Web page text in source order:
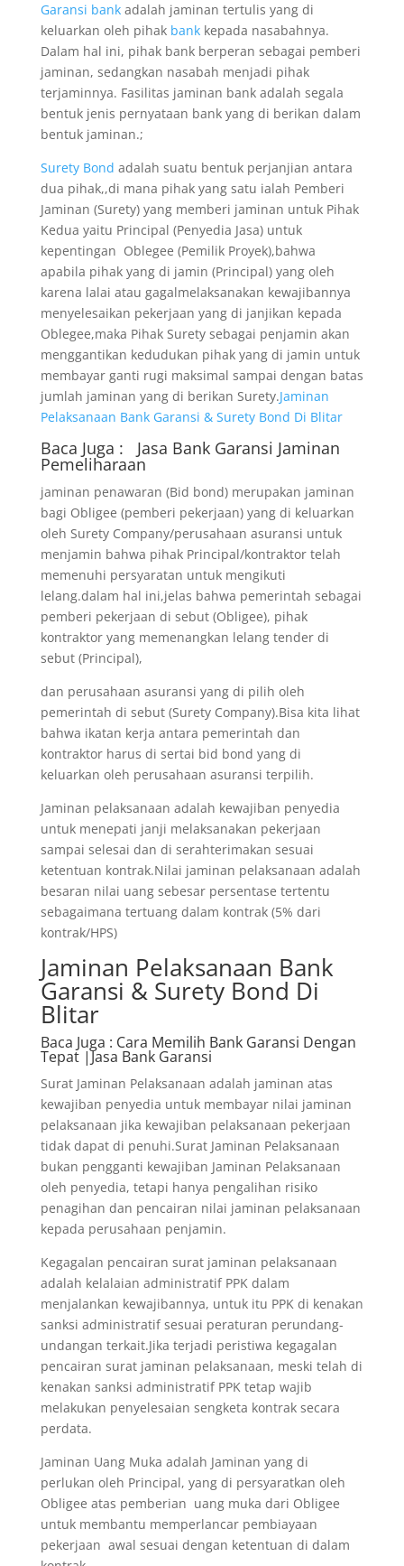
Garansi bankadalah jaminan tertulis yang di
keluarkan oleh pihak bankkepada nasabahnya.
Dalam hal ini, pihak bank berperan sebagai pemberi
jaminan, sedangkan nasabah menjadi pihak
terjaminnya. Fasilitas jaminan bank adalah segala
bentuk jenis pernyataan bank yang di berikan dalam
bentuk jaminan.;
Surety Bond adalah suatu bentuk perjanjian antara
dua pihak,,di mana pihak yang satu ialah Pemberi
Jaminan (Surety) yang memberi jaminan untuk Pihak
Kedua yaitu Principal (Penyedia Jasa) untuk
kepentingan Oblegee (Pemilik Proyek),bahwa
apabila pihak yang di jamin (Principal) yang oleh
karena lalai atau gagalmelaksanakan kewajibannya
menyelesaikan pekerjaan yang di janjikan kepada
Oblegee,maka Pihak Surety sebagai penjamin akan
menggantikan kedudukan pihak yang di jamin untuk
membayar ganti rugi maksimal sampai dengan batas
jumlah jaminan yang di berikan Surety.Jaminan
Pelaksanaan Bank Garansi & Surety Bond Di Blitar
Baca Juga : Jasa Bank Garansi Jaminan
Pemeliharaan
jaminan penawaran (Bid bond) merupakan jaminan
bagi Obligee (pemberi pekerjaan) yang di keluarkan
oleh Surety Company/perusahaan asuransi untuk
menjamin bahwa pihak Principal/kontraktor telah
memenuhi persyaratan untuk mengikuti
lelang.dalam hal ini,jelas bahwa pemerintah sebagai
pemberi pekerjaan di sebut (Obligee), pihak
kontraktor yang memenangkan lelang tender di
sebut (Principal),
dan perusahaan asuransi yang di pilih oleh
pemerintah di sebut (Surety Company).Bisa kita lihat
bahwa ikatan kerja antara pemerintah dan
kontraktor harus di sertai bid bond yang di
keluarkan oleh perusahaan asuransi terpilih.
Jaminan pelaksanaan adalah kewajiban penyedia
untuk menepati janji melaksanakan pekerjaan
sampai selesai dan di serahterimakan sesuai
ketentuan kontrak.Nilai jaminan pelaksanaan adalah
besaran nilai uang sebesar persentase tertentu
sebagaimana tertuang dalam kontrak (5% dari
kontrak/HPS)
Jaminan Pelaksanaan Bank
Garansi & Surety Bond Di
Blitar
Baca Juga : Cara Memilih Bank Garansi Dengan
Tepat |Jasa Bank Garansi
Surat Jaminan Pelaksanaan adalah jaminan atas
kewajiban penyedia untuk membayar nilai jaminan
pelaksanaan jika kewajiban pelaksanaan pekerjaan
tidak dapat di penuhi.Surat Jaminan Pelaksanaan
bukan pengganti kewajiban Jaminan Pelaksanaan
oleh penyedia, tetapi hanya pengalihan risiko
penagihan dan pencairan nilai jaminan pelaksanaan
kepada perusahaan penjamin.
Kegagalan pencairan surat jaminan pelaksanaan
adalah kelalaian administratif PPK dalam
menjalankan kewajibannya, untuk itu PPK di kenakan
sanksi administratif sesuai peraturan perundang-
undangan terkait.Jika terjadi peristiwa kegagalan
pencairan surat jaminan pelaksanaan, meski telah di
kenakan sanksi administratif PPK tetap wajib
melakukan penyelesaian sengketa kontrak secara
perdata.
Jaminan Uang Muka adalah Jaminan yang di
perlukan oleh Principal, yang di persyaratkan oleh
Obligee atas pemberian uang muka dari Obligee
untuk membantu memperlancar pembiayaan
pekerjaan awal sesuai dengan ketentuan di dalam